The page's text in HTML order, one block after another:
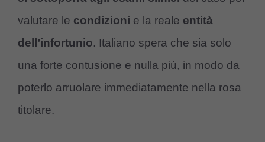
valutare le condizioni e la reale entità
dell’infortunio. Italiano spera che sia solo
una forte contusione e nulla più, in modo da
poterlo arruolare immediatamente nella rosa
titolare.